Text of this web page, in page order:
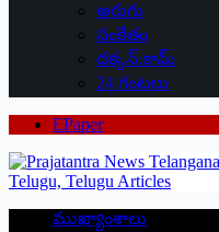
అరుగు
సంకేతం
దక్కన్.కామ్
24 గంటలు
EPaper
ముఖ్యాంశాలు